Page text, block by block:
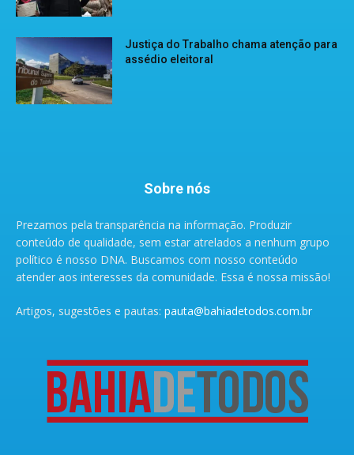
Justiça do Trabalho chama atenção para
assédio eleitoral
Sobre nós
Prezamos pela transparência na informação. Produzir
conteúdo de qualidade, sem estar atrelados a nenhum grupo
político é nosso DNA. Buscamos com nosso conteúdo
atender aos interesses da comunidade. Essa é nossa missão!
Artigos, sugestões e pautas: pauta@bahiadetodos.com.br